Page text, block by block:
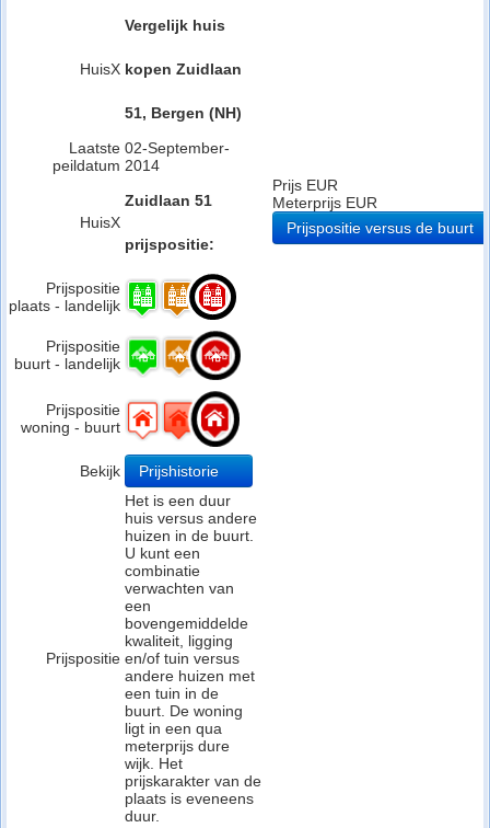
HuisX
Vergelijk huis
kopen Zuidlaan
51, Bergen (NH)
Laatste
peildatum
02-September-
2014
HuisX
Zuidlaan 51
prijspositie:
Prijspositie
plaats - landelijk
Prijspositie
buurt - landelijk
Prijspositie
woning - buurt
Bekijk Prijshistorie
Prijspositie
Het is een duur
huis versus andere
huizen in de buurt.
U kunt een
combinatie
verwachten van
een
bovengemiddelde
kwaliteit, ligging
en/of tuin versus
andere huizen met
een tuin in de
buurt. De woning
ligt in een qua
meterprijs dure
wijk. Het
prijskarakter van de
plaats is eveneens
duur.
Prijs EUR
Meterprijs EUR
Prijspositie versus de buurt